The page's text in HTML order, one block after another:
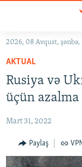
Əsas
qayıt
Əsas
naviqasiyaya
qayıt
KORRUPSIOMETR
#ƏSLINDƏ
FƏRQƏ BAX
QANUNI DOĞRU
ARAŞDIRMA
2026, 08 Avqust, şənbə,
AKTUAL
Rusiya və
üçün
Mart 31, 2022
Paylaş